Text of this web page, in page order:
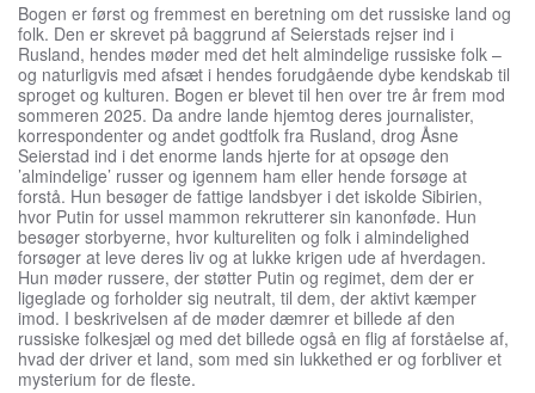
Bogen er først og fremmest en beretning om det russiske land og
folk. Den er skrevet på baggrund af Seierstads rejser ind i
Rusland, hendes møder med det helt almindelige russiske folk –
og naturligvis med afsæt i hendes forudgående dybe kendskab til
sproget og kulturen. Bogen er blevet til hen over tre år frem mod
sommeren 2025. Da andre lande hjemtog deres journalister,
korrespondenter og andet godtfolk fra Rusland, drog Åsne
Seierstad ind i det enorme lands hjerte for at opsøge den
’almindelige’ russer og igennem ham eller hende forsøge at
forstå. Hun besøger de fattige landsbyer i det iskolde Sibirien,
hvor Putin for ussel mammon rekrutterer sin kanonføde. Hun
besøger storbyerne, hvor kultureliten og folk i almindelighed
forsøger at leve deres liv og at lukke krigen ude af hverdagen.
Hun møder russere, der støtter Putin og regimet, dem der er
ligeglade og forholder sig neutralt, til dem, der aktivt kæmper
imod. I beskrivelsen af de møder dæmrer et billede af den
russiske folkesjæl og med det billede også en flig af forståelse af,
hvad der driver et land, som med sin lukkethed er og forbliver et
mysterium for de fleste.